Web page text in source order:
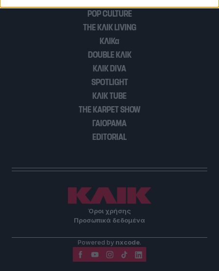
I want to allow Google to enable storage
related to security, including authentication
functionality and fraud prevention, and other
POP CULTURE
THE ΚΛΙΚ LIVING
ΚΛΙΚα
DOUBLE ΚΛΙΚ
ΚΛΙΚ DIVA
SPOTLIGHT
ΚΛΙΚ TUBE
THE KARPET SHOW
ΓΑΙΟΡΑΜΑ
EDITORIAL
Όροι χρήσης
Προσωπικά δεδομένα
Powered by nxcode.